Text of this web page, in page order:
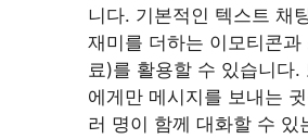
니다. 기본적인 텍스트 채
재미를 더하는 이모티콘
료)를 활용할 수 있습니다.
에게만 메시지를 보내는
러 명이 함께 대화할 수 있